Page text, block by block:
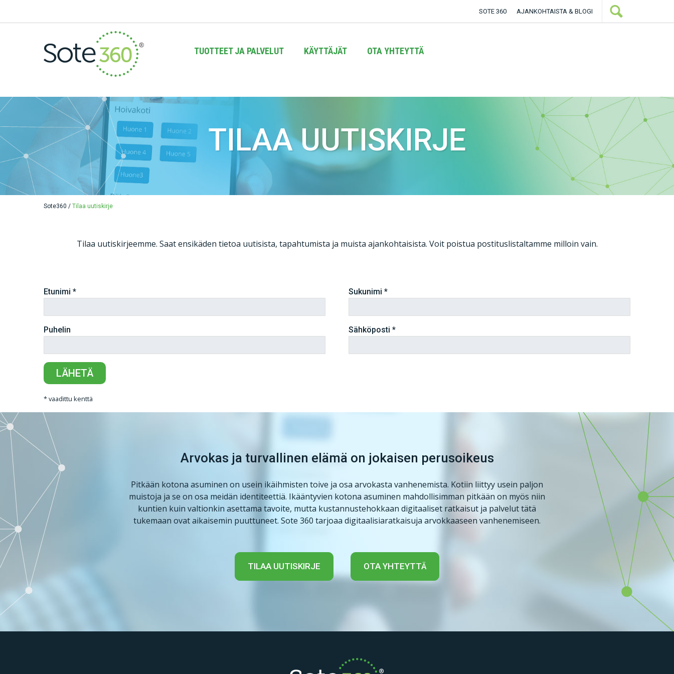
SOTE 360 AJANKOHTAISTA & BLOGI
TUOTTEET JA PALVELUT KÄYTTÄJÄT OTA YHTEYTTÄ
TILAA UUTISKIRJE
Sote360 / Tilaa uutiskirje
Tilaa uutiskirjeemme. Saat ensikäden tietoa uutisista, tapahtumista ja muista ajankohtaisista. Voit poistua postituslistaltamme milloin vain.
Etunimi *
Puhelin
Sukunimi*
Sähköposti*
*vaadittu kenttä
Arvokas ja turvallinen elämä on jokaisen perusoikeus
Pitkään kotona asuminen on usein ikäihmisten toive ja osa arvokasta vanhenemista. Kotiin liittyy usein paljon
muistoja ja se on osa meidän identiteettiä. Ikääntyvien kotona asuminen mahdollisimman pitkään on myös niin
kuntien kuin valtionkin asettama tavoite, mutta kustannustehokkaan digitaaliset ratkaisut ja palvelut tätä
tukemaan ovat aikaisemin puuttuneet. Sote 360 tarjoaa digitaalisiaratkaisuja arvokkaaseen vanhenemiseen.
TILAA UUTISKIRJE OTA YHTEYTTÄ